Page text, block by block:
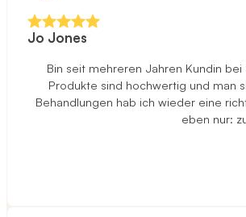
Jo Jones
Bin seit mehreren Jahren Kundin
Produkte sind hochwertig und man
Behandlungen hab ich wieder eine
eben nur: